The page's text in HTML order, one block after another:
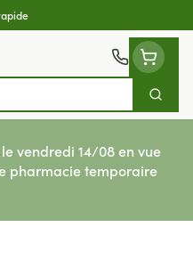
vendredi 14/08 en vue
pharmacie temporaire